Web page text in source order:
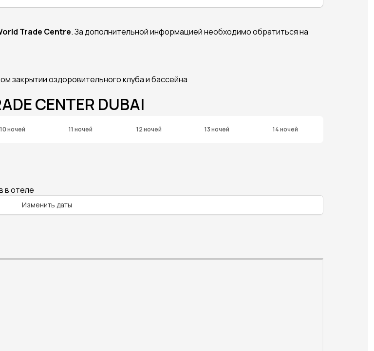
Trade Centre. За дополнительной информацией необходимо обратиться на
закрытии оздоровительного клуба и бассейна
CENTER DUBAI
10 ночей 11 ночей 12 ночей 13 ночей 14 ночей
в отеле
Изменить даты